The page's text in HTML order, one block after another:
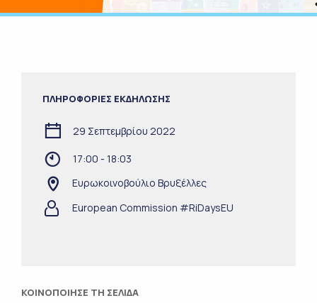
ΠΛΗΡΟΦΟΡΙΕΣ ΕΚΔΗΛΩΣΗΣ
29 Σεπτεμβρίου 2022
17:00 - 18:03
Ευρωκοινοβούλιο Βρυξέλλες
European Commission #RiDaysEU
ΚΟΙΝΟΠΟΙΗΣΕ ΤΗ ΣΕΛΙΔΑ